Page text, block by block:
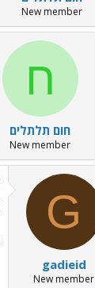
New member
ח
חום תלתלים
New member
G
gadieid
New member